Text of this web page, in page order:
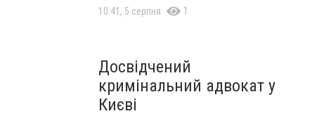
10:41, 5 серпня 1
Досвідчений
кримінальний адвокат у
Києві